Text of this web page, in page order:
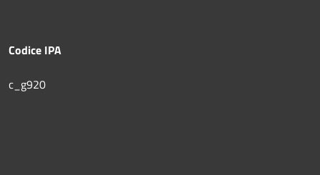
Codice IPA
c_g920